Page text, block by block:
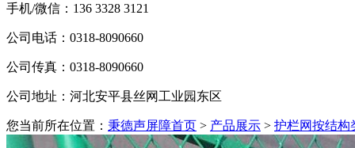
手机/微信： 136 3328 3121
公司电话： 0318-8090660
公司传真： 0318-8090660
公司地址： 河北安平县丝网工业园东区
您当前所在位置： 秉德声屏障首页 > 产品展示 > 护栏网按结构